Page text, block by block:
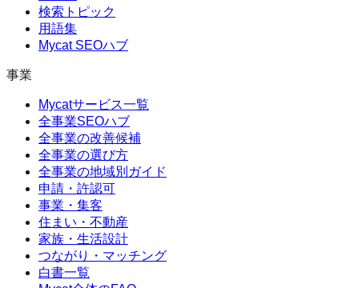
検索トピック
用語集
Mycat SEOハブ
事業
Mycatサービス一覧
全事業SEOハブ
全事業の改善候補
全事業の選び方
全事業の地域別ガイド
申請・許認可
事業・集客
住まい・不動産
家族・生活設計
つながり・マッチング
白書一覧